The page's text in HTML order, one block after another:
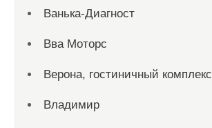
Ванька-Диагност
Вва Моторс
Верона, гостиничный комплекс
Владимир